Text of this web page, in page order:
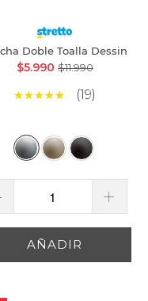
Doble Toalla Dessin
$5.990 $11.990
(19)
AÑADIR